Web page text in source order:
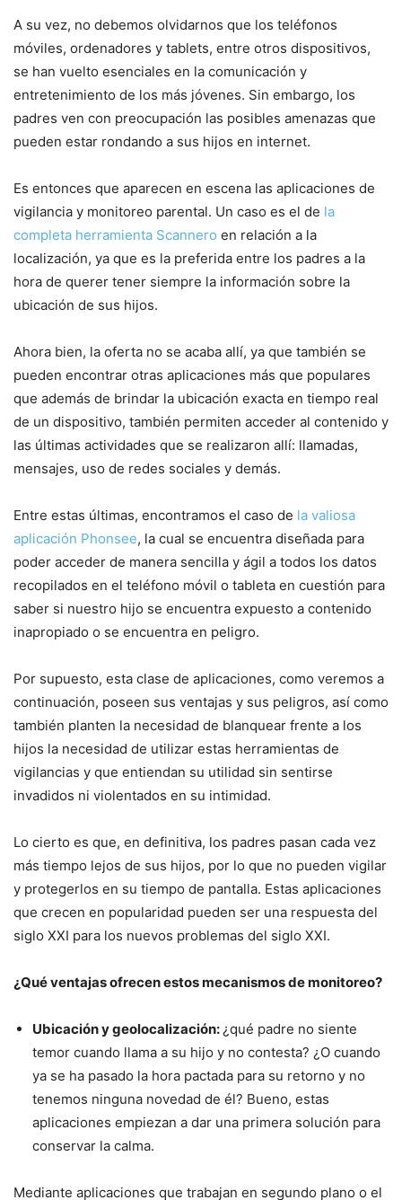
A su vez, no debemos olvidarnos que los teléfonos
móviles, ordenadores y tablets, entre otros dispositivos,
se han vuelto esenciales en la comunicación y
entretenimiento de los más jóvenes. Sin embargo, los
padres ven con preocupación las posibles amenazas que
pueden estar rondando a sus hijos en internet.
Es entonces que aparecen en escena las aplicaciones de
vigilancia y monitoreo parental. Un caso es el de la
completa herramienta Scannero en relación a la
localización, ya que es la preferida entre los padres a la
hora de querer tener siempre la información sobre la
ubicación de sus hijos.
Ahora bien, la oferta no se acaba allí, ya que también se
pueden encontrar otras aplicaciones más que populares
que además de brindar la ubicación exacta en tiempo real
de un dispositivo, también permiten acceder al contenido y
las últimas actividades que se realizaron allí: llamadas,
mensajes, uso de redes sociales y demás.
Entre estas últimas, encontramos el caso de la valiosa
aplicación Phonsee, la cual se encuentra diseñada para
poder acceder de manera sencilla y ágil a todos los datos
recopilados en el teléfono móvil o tableta en cuestión para
saber si nuestro hijo se encuentra expuesto a contenido
inapropiado o se encuentra en peligro.
Por supuesto, esta clase de aplicaciones, como veremos a
continuación, poseen sus ventajas y sus peligros, así como
también planten la necesidad de blanquear frente a los
hijos la necesidad de utilizar estas herramientas de
vigilancias y que entiendan su utilidad sin sentirse
invadidos ni violentados en su intimidad.
Lo cierto es que, en definitiva, los padres pasan cada vez
más tiempo lejos de sus hijos, por lo que no pueden vigilar
y protegerlos en su tiempo de pantalla. Estas aplicaciones
que crecen en popularidad pueden ser una respuesta del
siglo XXI para los nuevos problemas del siglo XXI.
¿Qué ventajas ofrecen estos mecanismos de monitoreo?
Ubicación y geolocalización:¿qué padre no siente
temor cuando llama a su hijo y no contesta? ¿O cuando
ya se ha pasado la hora pactada para su retorno y no
tenemos ninguna novedad de él? Bueno, estas
aplicaciones empiezan a dar una primera solución para
conservar la calma.
Mediante aplicaciones que trabajan en segundo plano o el